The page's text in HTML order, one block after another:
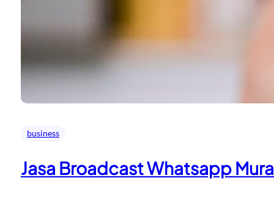
business
Jasa Broadcast Whatsapp